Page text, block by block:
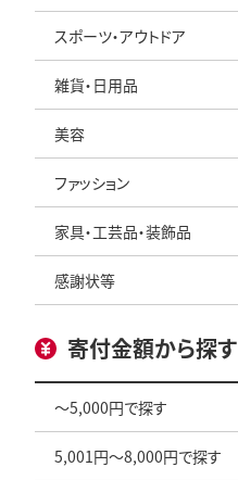
スポーツ・アウトドア
雑貨・日用品
美容
ファッション
家具・工芸品・装飾品
感謝状等
寄付金額から探す
～5,000円で探す
5,001円～8,000円で探す